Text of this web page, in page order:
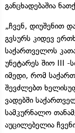
განცხადებაშია
„ჩვენ, დიუშენით
გვსურს კიდევ
საქართველოს
უნეტარეს შიო III -
იმედი, რომ
შევძლებთ
ვადებში
სამკურნალო
აუცილებელია